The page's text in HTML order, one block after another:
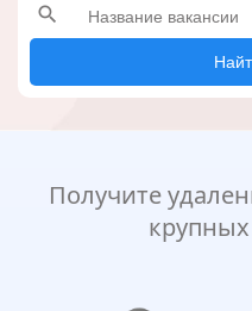
search
Получите